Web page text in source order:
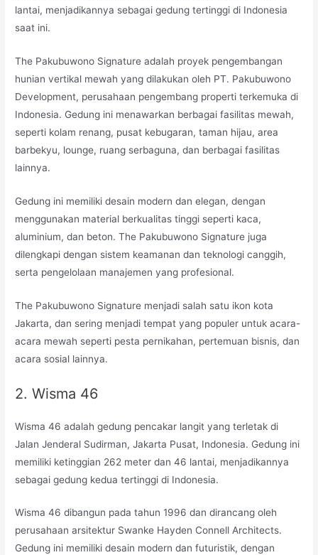
lantai, menjadikannya sebagai gedung tertinggi di Indonesia
saat ini.
The Pakubuwono Signature adalah proyek pengembangan
hunian vertikal mewah yang dilakukan oleh PT. Pakubuwono
Development, perusahaan pengembang properti terkemuka di
Indonesia. Gedung ini menawarkan berbagai fasilitas mewah,
seperti kolam renang, pusat kebugaran, taman hijau, area
barbekyu, lounge, ruang serbaguna, dan berbagai fasilitas
lainnya.
Gedung ini memiliki desain modern dan elegan, dengan
menggunakan material berkualitas tinggi seperti kaca,
aluminium, dan beton. The Pakubuwono Signature juga
dilengkapi dengan sistem keamanan dan teknologi canggih,
serta pengelolaan manajemen yang profesional.
The Pakubuwono Signature menjadi salah satu ikon kota
Jakarta, dan sering menjadi tempat yang populer untuk acara-
acara mewah seperti pesta pernikahan, pertemuan bisnis, dan
acara sosial lainnya.
2. Wisma 46
Wisma 46 adalah gedung pencakar langit yang terletak di
Jalan Jenderal Sudirman, Jakarta Pusat, Indonesia. Gedung ini
memiliki ketinggian 262 meter dan 46 lantai, menjadikannya
sebagai gedung kedua tertinggi di Indonesia.
Wisma 46 dibangun pada tahun 1996 dan dirancang oleh
perusahaan arsitektur Swanke Hayden Connell Architects.
Gedung ini memiliki desain modern dan futuristik, dengan